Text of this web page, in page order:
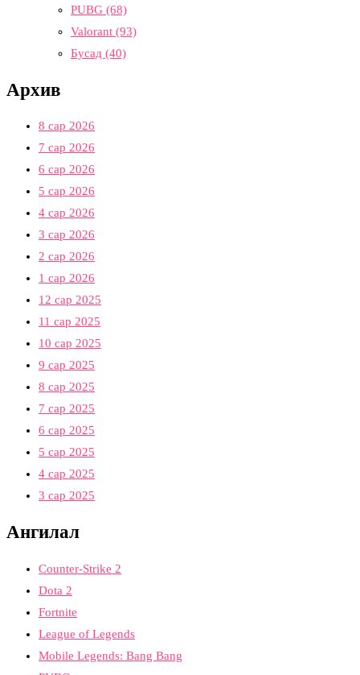
PUBG (68)
Valorant (93)
Бусад (40)
Архив
8 сар 2026
7 сар 2026
6 сар 2026
5 сар 2026
4 сар 2026
3 сар 2026
2 сар 2026
1 сар 2026
12 сар 2025
11 сар 2025
10 сар 2025
9 сар 2025
8 сар 2025
7 сар 2025
6 сар 2025
5 сар 2025
4 сар 2025
3 сар 2025
Ангилал
Counter-Strike 2
Dota 2
Fortnite
League of Legends
Mobile Legends: Bang Bang